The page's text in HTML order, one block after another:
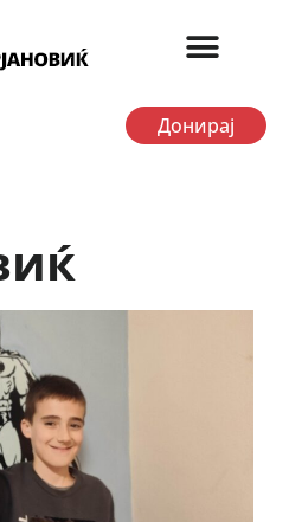
Донирај